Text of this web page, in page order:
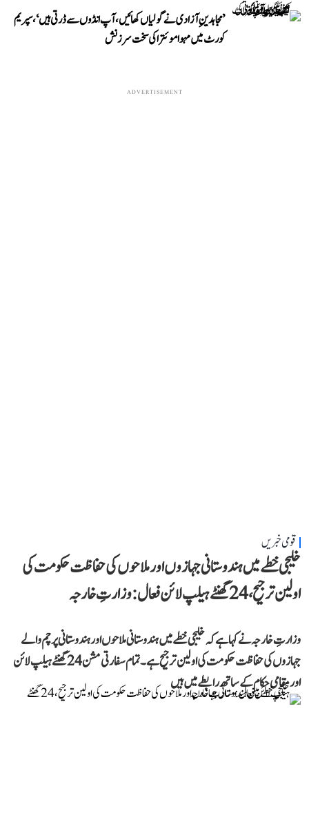
’مجاہدینِ آزادی نے گولیاں کھائیں، آپ انڈوں سے ڈرتی ہیں‘، سپریم
کورٹ میں مہوا موئترا کی سخت سرزنش
ADVERTISEMENT
قومی خبریں
خلیجی خطے میں ہندوستانی جہازوں اور ملاحوں کی حفاظت حکومت کی
اولین ترجیح، 24 گھنٹے ہیلپ لائن فعال: وزارتِ خارجہ
وزارتِ خارجہ نے کہا ہے کہ خلیجی خطے میں ہندوستانی ملاحوں اور ہندوستانی پرچم والے
جہازوں کی حفاظت حکومت کی اولین ترجیح ہے۔ تمام سفارتی مشن 24 گھنٹے ہیلپ لائن
اور مقامی حکام کے ساتھ رابطے میں ہیں